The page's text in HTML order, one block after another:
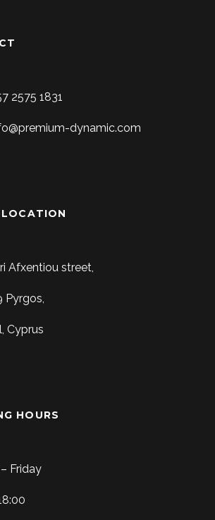
2575 1831
dynamic.com
LOCATION
Afxentiou street,
Pyrgos,
Cyprus
HOURS
Friday